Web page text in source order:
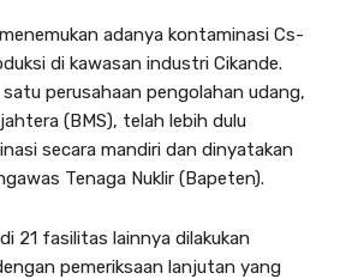
adanya kontaminasi Cs-
di kawasan industri Cikande.
perusahaan pengolahan udang,
(BMS), telah lebih dulu
secara mandiri dan dinyatakan
Tenaga Nuklir (Bapeten).
21 fasilitas lainnya dilakukan
pemeriksaan lanjutan yang